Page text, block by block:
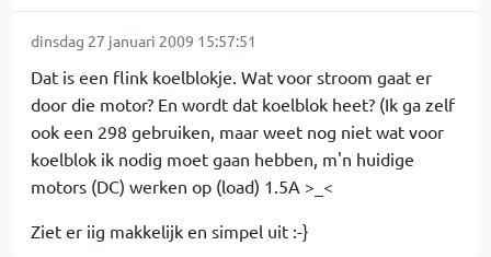
dinsdag 27 januari 2009 15:57:51
Dat is een flink koelblokje. Wat voor stroom gaat er
door die motor? En wordt dat koelblok heet? (Ik ga zelf
ook een 298 gebruiken, maar weet nog niet wat voor
koelblok ik nodig moet gaan hebben, m'n huidige
motors (DC) werken op (load) 1.5A >_<
Ziet er iig makkelijk en simpel uit :-}